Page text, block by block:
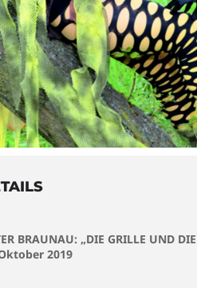
BRAUNAU: „DIE GRILLE UND
2019